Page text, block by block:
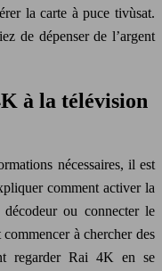
la carte à puce tivùsat.
de dépenser de l’argent
à la télévision
nécessaires, il est
comment activer la
ou connecter le
à chercher des
regarder Rai 4K en se